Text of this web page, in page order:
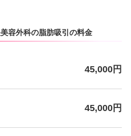
容外科の脂肪吸引の料金
45,000円
45,000円